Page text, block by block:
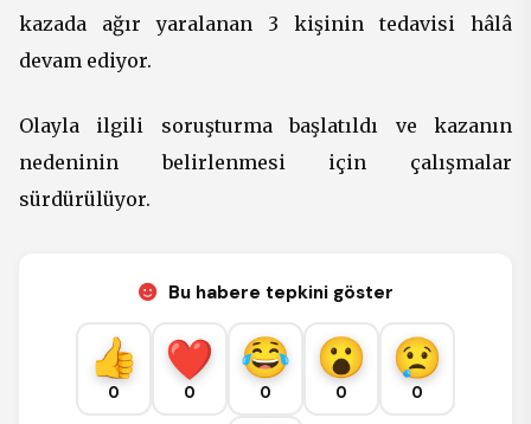
kazada ağır yaralanan 3 kişinin tedavisi hâlâ
devam ediyor.
Olayla ilgili soruşturma başlatıldı ve kazanın
nedeninin belirlenmesi için çalışmalar
sürdürülüyor.
Bu habere tepkini göster
0 0 0 0 0